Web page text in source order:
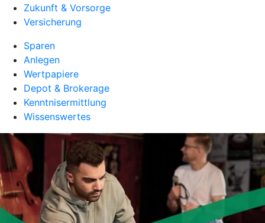
Zukunft & Vorsorge
Versicherung
Sparen
Anlegen
Wertpapiere
Depot & Brokerage
Kenntnisermittlung
Wissenswertes